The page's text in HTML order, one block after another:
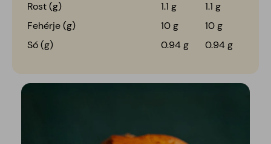
Rost (g)
1.1 g
1.1 g
Fehérje (g)
10 g
10 g
Só (g)
0.94 g 0.94 g